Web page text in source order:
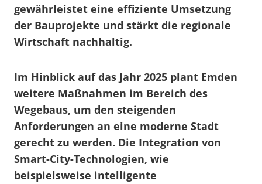
gewährleistet eine effiziente Umsetzung
der Bauprojekte und stärkt die regionale
Wirtschaft nachhaltig.
Im Hinblick auf das Jahr 2025 plant Emden
weitere Maßnahmen im Bereich des
Wegebaus, um den steigenden
Anforderungen an eine moderne Stadt
gerecht zu werden. Die Integration von
Smart-City-Technologien, wie
beispielsweise intelligente